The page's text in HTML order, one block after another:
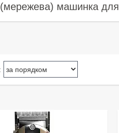
машинка